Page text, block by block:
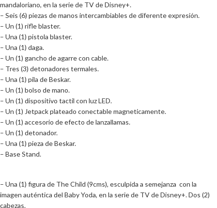
mandaloriano, en la serie de TV de Disney+.
– Seis (6) piezas de manos intercambiables de diferente expresión.
– Un (1) rifle blaster.
– Una (1) pistola blaster.
– Una (1) daga.
– Un (1) gancho de agarre con cable.
– Tres (3) detonadores termales.
– Una (1) pila de Beskar.
– Un (1) bolso de mano.
– Un (1) dispositivo tactil con luz LED.
– Un (1) Jetpack plateado conectable magneticamente.
– Un (1) accesorio de efecto de lanzallamas.
– Un (1) detonador.
– Una (1) pieza de Beskar.
– Base Stand.
– Una (1) figura de The Child (9cms), esculpida a semejanza con la
imagen auténtica del Baby Yoda, en la serie de TV de Disney+. Dos (2)
cabezas.